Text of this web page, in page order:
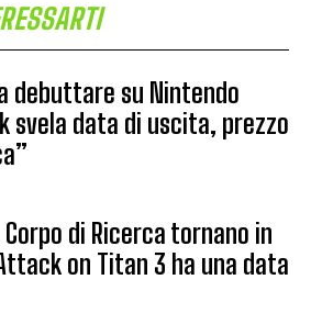
debuttare su Nintendo
svela data di uscita, prezzo
di Ricerca tornano in
on Titan 3 ha una data